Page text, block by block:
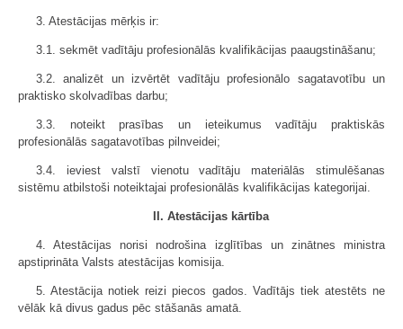
3. Atestācijas mērķis ir:
3.1. sekmēt vadītāju profesionālās kvalifikācijas paaugstināšanu;
3.2. analizēt un izvērtēt vadītāju profesionālo sagatavotību un
praktisko skolvadības darbu;
3.3. noteikt prasības un ieteikumus vadītāju praktiskās
profesionālās sagatavotības pilnveidei;
3.4. ieviest valstī vienotu vadītāju materiālās stimulēšanas
sistēmu atbilstoši noteiktajai profesionālās kvalifikācijas kategorijai.
II. Atestācijas kārtība
4. Atestācijas norisi nodrošina izglītības un zinātnes ministra
apstiprināta Valsts atestācijas komisija.
5. Atestācija notiek reizi piecos gados. Vadītājs tiek atestēts ne
vēlāk kā divus gadus pēc stāšanās amatā.